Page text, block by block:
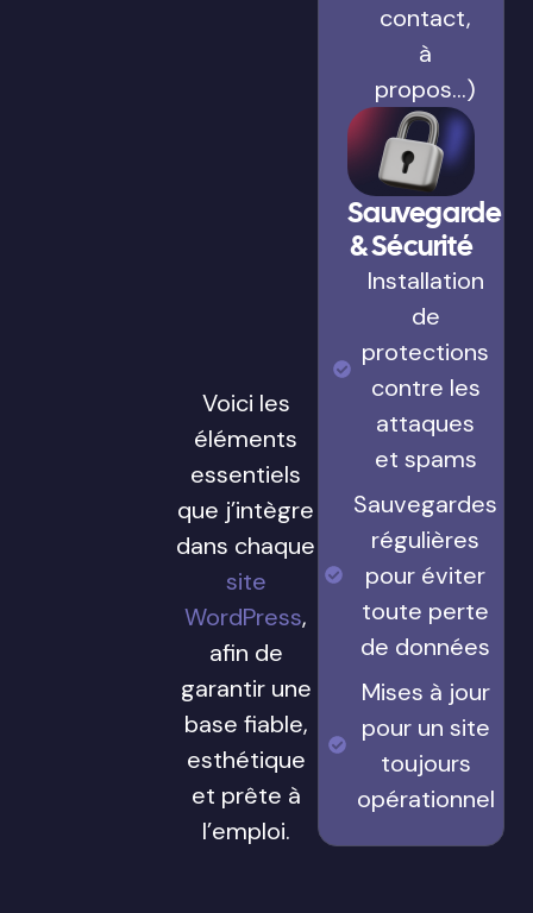
Voici les
éléments
essentiels
que j’intègre
dans chaque
site
WordPress,
afin de
garantir une
base fiable,
esthétique
et prête à
l’emploi.
contact,
à
propos…)
Sauvegarde
& Sécurité
Installation
de
protections
contre les
attaques
et spams
Sauvegardes
régulières
pour éviter
toute perte
de données
Mises à jour
pour un site
toujours
opérationnel